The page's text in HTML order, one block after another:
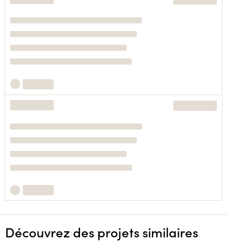
Découvrez des projets similaires